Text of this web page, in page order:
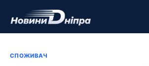
СПОЖИВАЧ